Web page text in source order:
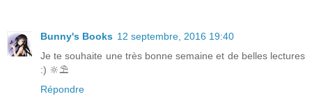
Bunny's Books 12 septembre, 2016 19:40
Je te souhaite une très bonne semaine et de belles lectures
:) 🔆⛱
Répondre